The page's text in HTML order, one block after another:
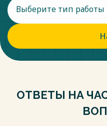
Выберите тип работы
ОТВЕТЫ НА